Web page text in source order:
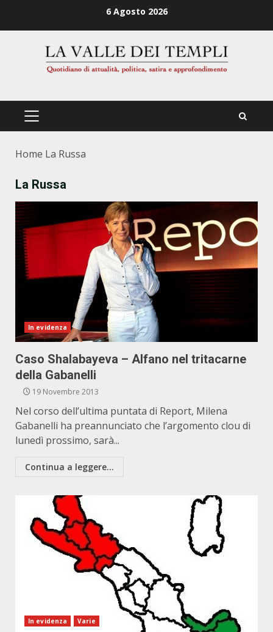
6 Agosto 2026
PRIMÄRES
Home La Russa
La Russa
In evidenza
Caso Shalabayeva – Alfano nel tritacarne
della Gabanelli
19 Novembre 2013
Nel corso dell’ultima puntata di Report, Milena
Gabanelli ha preannunciato che l’argomento clou di
lunedì prossimo, sarà...
Continua a leggere...
In evidenza Varie